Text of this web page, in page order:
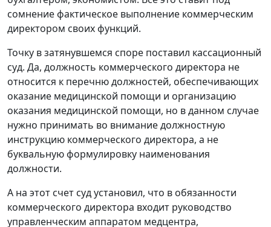
сомнение фактическое выполнение коммерческим
директором своих функций.
Точку в затянувшемся споре поставил кассационный
суд. Да, должность коммерческого директора не
относится к перечню должностей, обеспечивающих
оказание медицинской помощи и организацию
оказания медицинской помощи, но в данном случае
нужно принимать во внимание должностную
инструкцию коммерческого директора, а не
буквальную формулировку наименования
должности.
А на этот счет суд установил, что в обязанности
коммерческого директора входит руководство
управленческим аппаратом медцентра,